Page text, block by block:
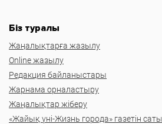
Біз туралы
Жаңалықтарға жазылу
Online жазылу
Редакция байланыстары
Жарнама орналастыру
Жаңалықтар жіберу
«Жайық үні-Жизнь города» газетін